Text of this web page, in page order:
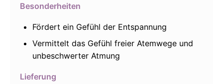
Besonderheiten
Fördert ein Gefühl der Entspannung
Vermittelt das Gefühl freier Atemwege und
unbeschwerter Atmung
Lieferung